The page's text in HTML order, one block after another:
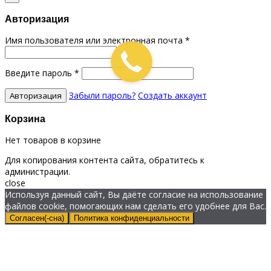
Авторизация
Имя пользователя или электронная почта *
Введите пароль *
Забыли пароль? Создать аккаунт
Корзина
Нет товаров в корзине
Для копирования контента сайта, обратитесь к
администрации.
close
Используя данный сайт, Вы даёте согласие на использование
файлов cookie, помогающих нам сделать его удобнее для Вас.
Согласен(-сна) Политика конфиденциальности